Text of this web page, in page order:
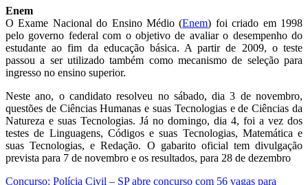
Enem
O Exame Nacional do Ensino Médio (Enem) foi criado em 1998
pelo governo federal com o objetivo de avaliar o desempenho do
estudante ao fim da educação básica. A partir de 2009, o teste
passou a ser utilizado também como mecanismo de seleção para
ingresso no ensino superior.
Neste ano, o candidato resolveu no sábado, dia 3 de novembro,
questões de Ciências Humanas e suas Tecnologias e de Ciências da
Natureza e suas Tecnologias. Já no domingo, dia 4, foi a vez dos
testes de Linguagens, Códigos e suas Tecnologias, Matemática e
suas Tecnologias, e Redação. O gabarito oficial tem divulgação
prevista para 7 de novembro e os resultados, para 28 de dezembro
Concurso: Polícia Civil – SP abre concurso com 56 vagas para